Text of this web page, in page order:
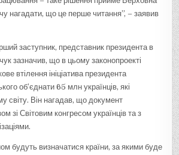
нагадати, що це перше читання”, – заявив
заступник, представник президента в
зазначив, що в цьому законопроекті
втілення ініціатива президента
об’єднати 65 млн українців, які
світу. Він нагадав, що документ
зі Світовим конгресом українців та з
будуть визначатися країни, за якими буде